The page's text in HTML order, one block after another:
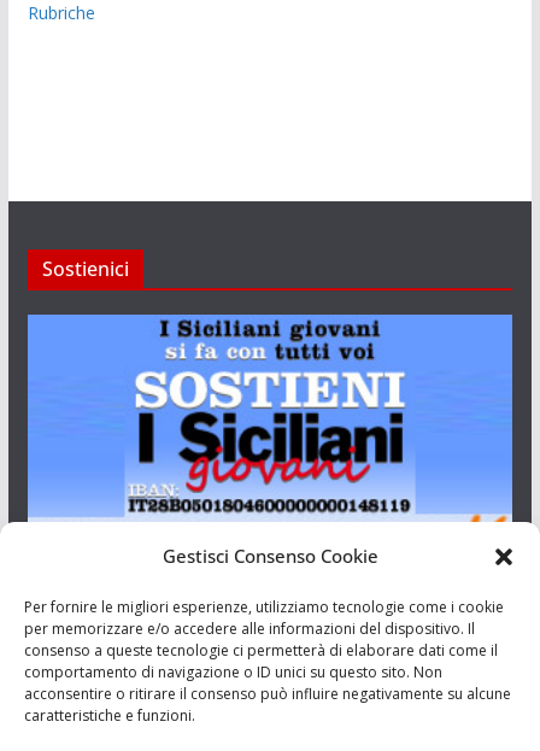
Gestisci Consenso Cookie
Per fornire le migliori esperienze, utilizziamo tecnologie come i cookie
per memorizzare e/o accedere alle informazioni del dispositivo. Il
consenso a queste tecnologie ci permetterà di elaborare dati come il
comportamento di navigazione o ID unici su questo sito. Non
acconsentire o ritirare il consenso può influire negativamente su alcune
caratteristiche e funzioni.
Rubriche
Sostienici
Aut. del tribunale di Catania n.23/2011 del 20/09/2011 Dir.
Resp. Riccardo Orioles.